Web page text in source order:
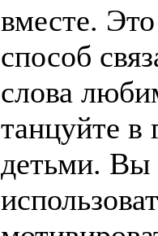
вместе.
способ
слова
танцуйте в
детьми. Вы